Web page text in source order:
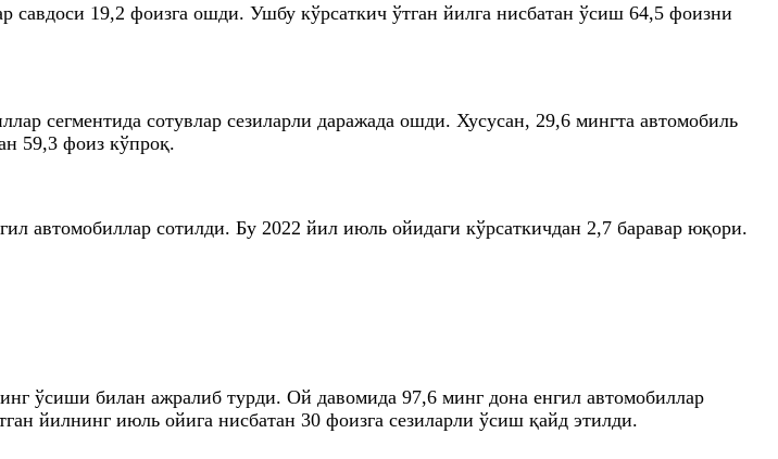
савдоси 19,2 фоизга ошди. Ушбу кўрсаткич ўтган йилга нисбатан ўсиш 64,5 фоизни
сегментида сотувлар сезиларли даражада ошди. Хусусан, 29,6 мингта автомобиль
59,3 фоиз кўпроқ.
автомобиллар сотилди. Бу 2022 йил июль ойидаги кўрсаткичдан 2,7 баравар юқори.
ўсиши билан ажралиб турди. Ой давомида 97,6 минг дона енгил автомобиллар
йилнинг июль ойига нисбатан 30 фоизга сезиларли ўсиш қайд этилди.